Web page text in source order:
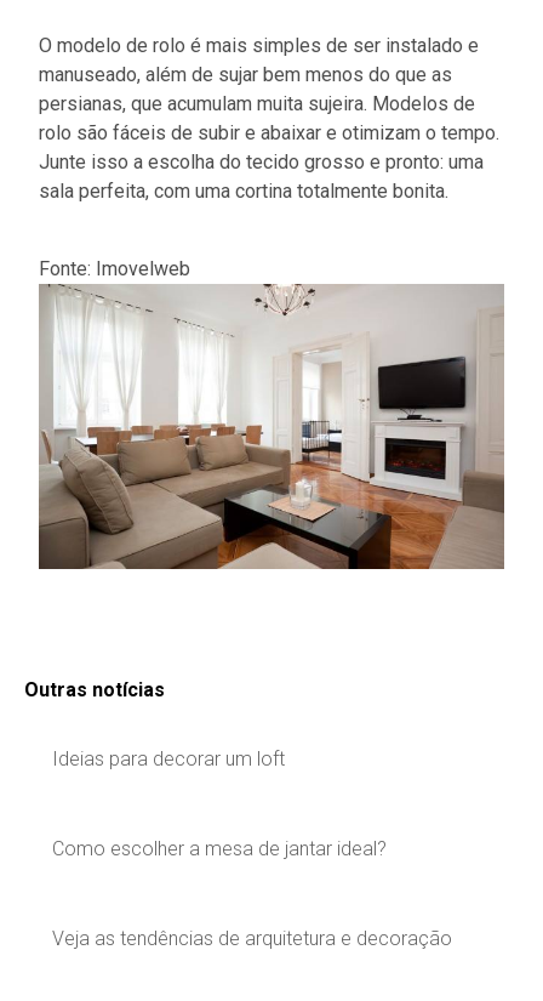
Outras notícias
Ideias para decorar um loft
Como escolher a mesa de jantar ideal?
Veja as tendências de arquitetura e decoração
O modelo de rolo é mais simples de ser instalado e
manuseado, além de sujar bem menos do que as
persianas, que acumulam muita sujeira. Modelos de
rolo são fáceis de subir e abaixar e otimizam o tempo.
Junte isso a escolha do tecido grosso e pronto: uma
sala perfeita, com uma cortina totalmente bonita.
Fonte: Imovelweb